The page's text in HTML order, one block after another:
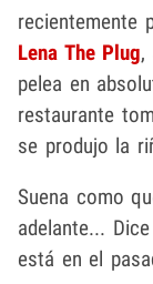
recientemente
Lena The Plug,
pelea en
restaurante
se produjo la
Suena como
adelante...
está en el